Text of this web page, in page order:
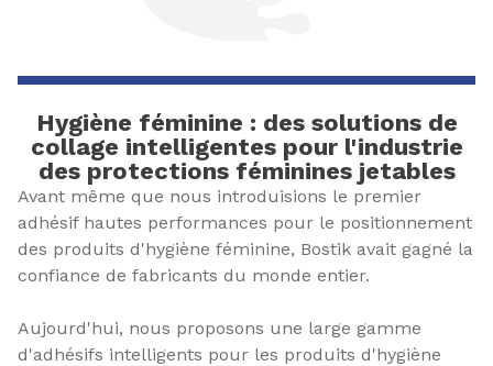
Hygiène féminine : des solutions de
collage intelligentes pour l'industrie
des protections féminines jetables
Avant même que nous introduisions le premier
adhésif hautes performances pour le positionnement
des produits d'hygiène féminine, Bostik avait gagné la
confiance de fabricants du monde entier.
Aujourd'hui, nous proposons une large gamme
d'adhésifs intelligents pour les produits d'hygiène